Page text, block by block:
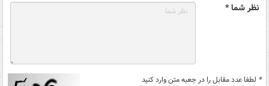
نظر شما *
* لطفا عدد مقابل را در جعبه متن وارد کنید